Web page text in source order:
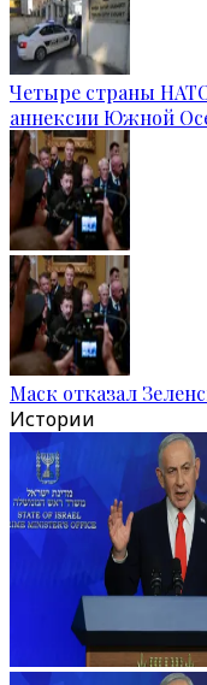
Четыре страны
аннексии Южной
Маск отказал
Истории